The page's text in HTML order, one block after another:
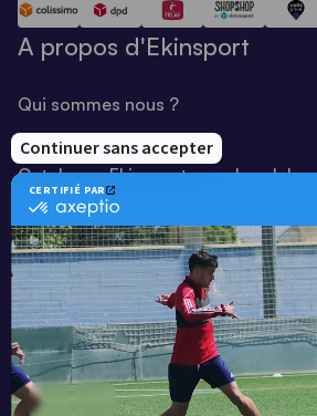
A propos d'Ekinsport
Qui sommes nous ?
Notre savoir-faire
Catalogue Ekinsport pour les clubs
Catalogue running Ekinsport
Blog
Une société de :